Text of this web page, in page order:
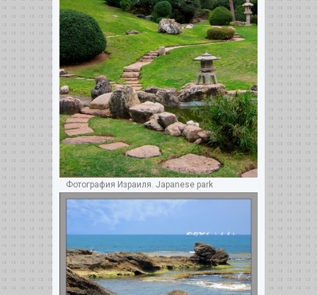
Фотография Израиля. Japanese park